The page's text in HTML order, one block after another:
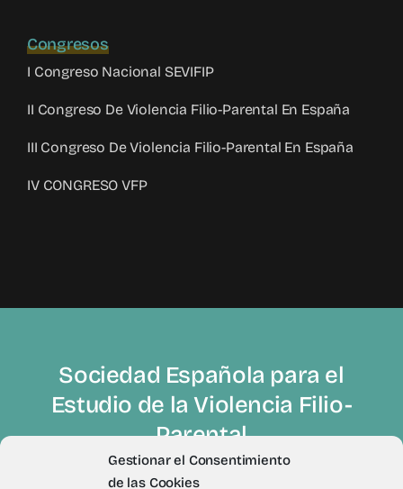
Gestionar el Consentimiento
de las Cookies
Congresos
I Congreso Nacional SEVIFIP
II Congreso De Violencia Filio-Parental En España
III Congreso De Violencia Filio-Parental En España
IV CONGRESO VFP
Sociedad Española para el
Estudio de la Violencia Filio-
Parental